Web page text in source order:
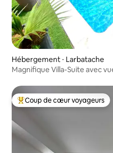
Hébergement ⋅ Larbatache
Magnifique Villa-Suite avec
Coups de cœur voyageurs les
Coup de cœur voyageurs